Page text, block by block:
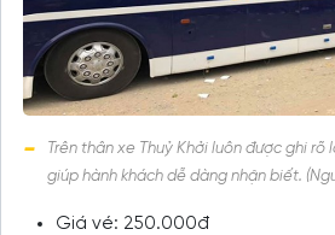
Trên thân xe Thuỷ Khởi luôn được ghi
giúp hành khách dễ dàng nhận biết.
Giá vé: 250.000đ